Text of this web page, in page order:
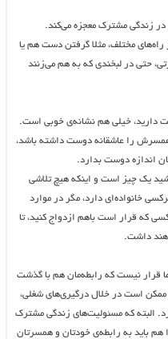
در زندگی مشترک معجزه می‌کند.
راه‌های مختلف، مثلا گرفتن دست هم یا
حتی در لبخندی که به‌ هم می‌زنند
دارید، خیلی هم نشانه‌ی خوبی است.
را عاشقانه دوست داشته باشد،
اندازه دوست بدارد.
یک چیز است و اینکه هیچ تلاشی
خانواده‌ای دارد، مگر در موارد
که قرار است باهم ازدواج کنید، تا
داشت.
قرار نیست که رابطه‌مان هم با گذشت
ممکن است در خلال درگیری‌های شغلی،
البته که مسئولیت‌های زندگی مشترک
هم باید به رابطه‌ی خودتان و همسرتان